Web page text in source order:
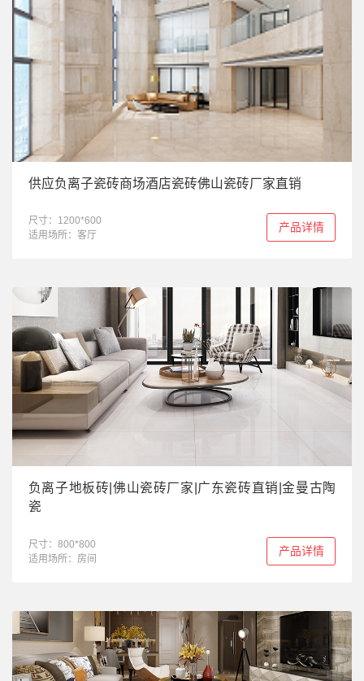
供应负离子瓷砖商场酒店瓷砖佛山瓷砖厂家直销
尺寸：1200*600
适用场所：客厅
产品详情
负离子地板砖|佛山瓷砖厂家|广东瓷砖直销|金曼古陶
瓷
尺寸：800*800
适用场所：房间
产品详情